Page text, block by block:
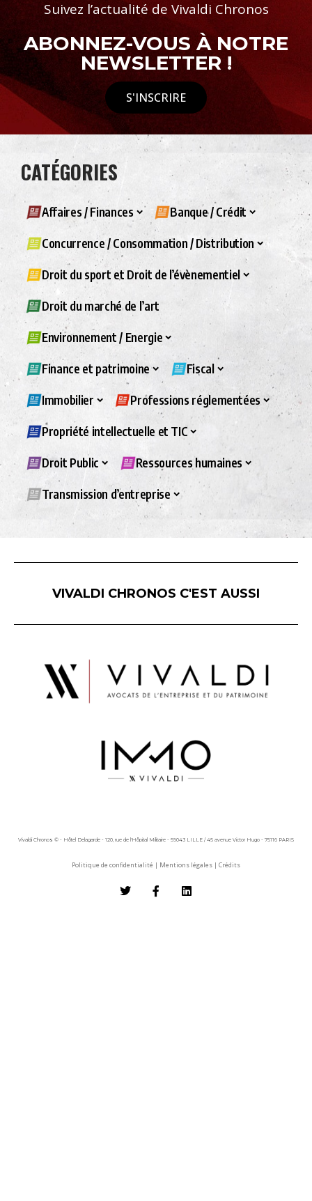
Suivez l’actualité de Vivaldi Chronos
ABONNEZ-VOUS À NOTRE
NEWSLETTER !
S'INSCRIRE
CATÉGORIES
Affaires / Finances Banque / Crédit
Concurrence / Consommation / Distribution
Droit du sport et Droit de l’évènementiel
Droit du marché de l’art
Environnement / Energie
Finance et patrimoine Fiscal
Immobilier Professions réglementées
Propriété intellectuelle et TIC
Droit Public Ressources humaines
Transmission d’entreprise
VIVALDI CHRONOS C'EST AUSSI
Vivaldi Chronos © - Hôtel Delagarde - 120, rue de l'Hôpital Militaire - 59043 LILLE / 45 avenue Victor Hugo - 75116 PARIS
Politique de confidentialité | Mentions légales | Crédits